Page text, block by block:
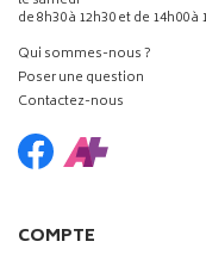
de 8h30 à 12h30 et de 14h00 à
Qui sommes-nous ?
Poser une question
Contactez-nous
COMPTE